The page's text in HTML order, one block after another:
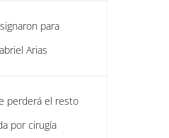
para
Arias
perderá el resto
por cirugía